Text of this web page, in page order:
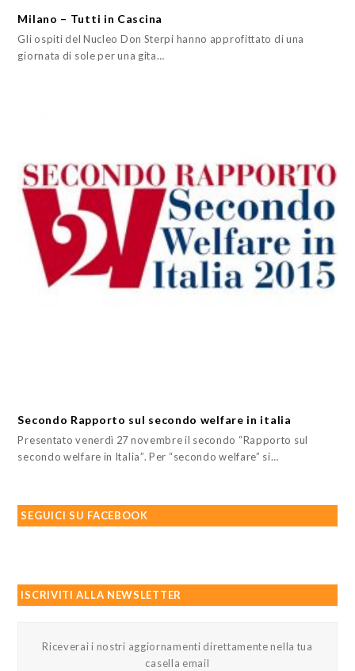
Milano – Tutti in Cascina
Gli ospiti del Nucleo Don Sterpi hanno approfittato di una
giornata di sole per una gita…
Secondo Rapporto sul secondo welfare in italia
Presentato venerdì 27 novembre il secondo “Rapporto sul
secondo welfare in Italia”. Per “secondo welfare” si…
SEGUICI SU FACEBOOK
ISCRIVITI ALLA NEWSLETTER
Riceverai i nostri aggiornamenti direttamente nella tua
casella email